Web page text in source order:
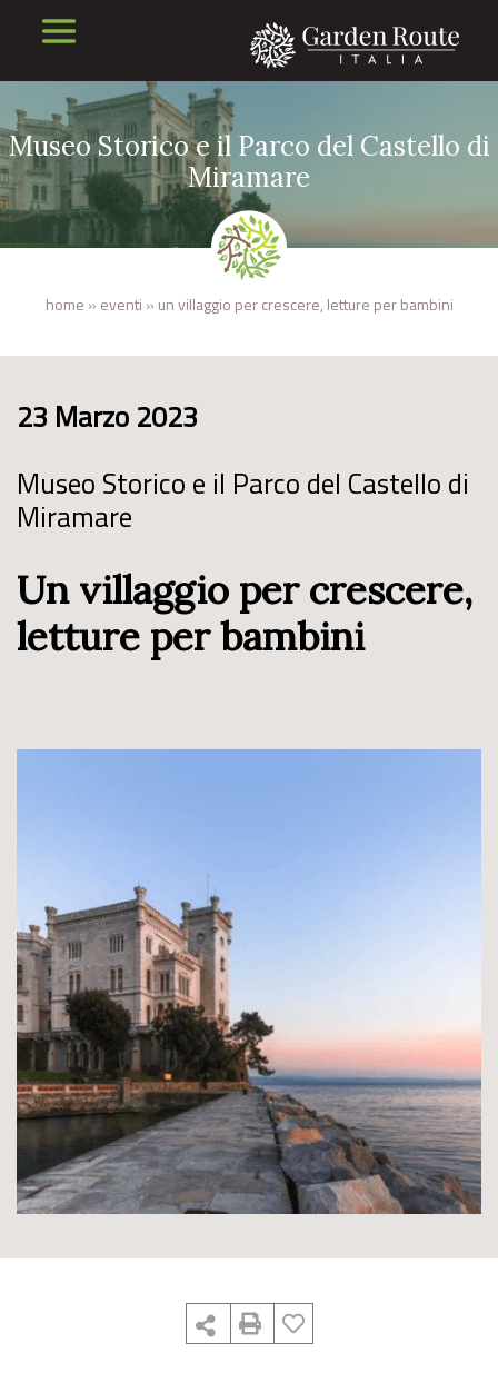
Museo Storico e il Parco del Castello di
Miramare
home » eventi » un villaggio per crescere, letture per bambini
23 Marzo 2023
Museo Storico e il Parco del Castello di
Miramare
Un villaggio per crescere,
letture per bambini